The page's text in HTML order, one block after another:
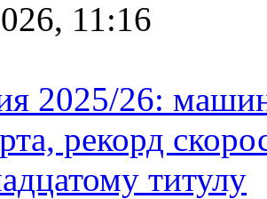
11:16
2025/26:
рекорд
титулу